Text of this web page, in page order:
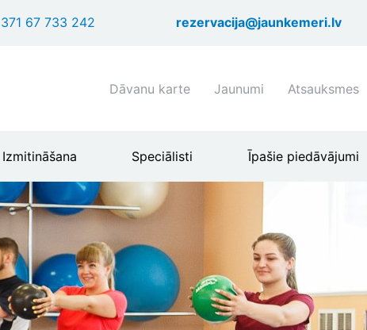
uz
67 733 242 rezervacija@jaunkemeri.lv
Shortcuts
menu
Dāvanu karte Jaunumi Atsauksmes
Izmitināšana Speciālisti Īpašie piedāvājumi